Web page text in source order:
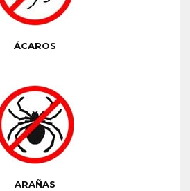
ÁCAROS
ARAÑAS